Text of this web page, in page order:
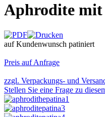
Aphrodite
auf Kundenwunsch patiniert
Preis auf Anfrage
zzgl. Verpackungs- und
Stellen Sie eine Frage zu